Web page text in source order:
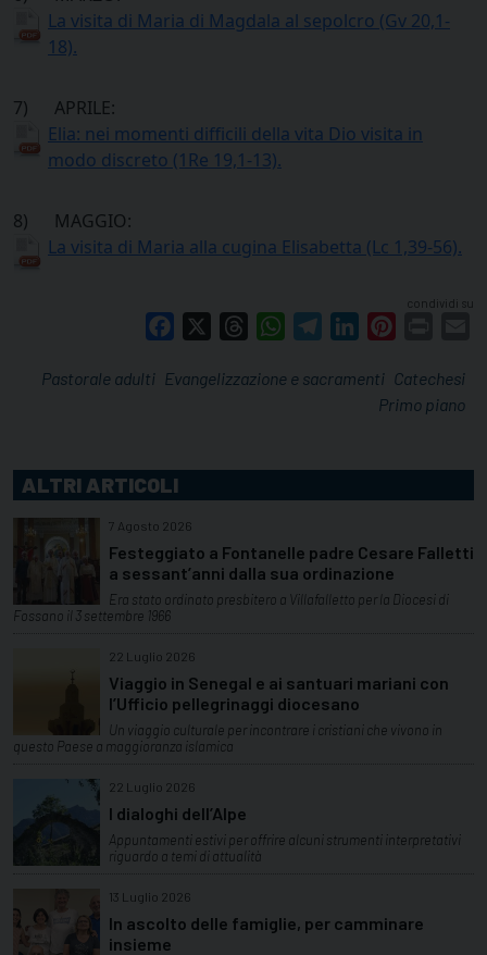
La visita di Maria di Magdala al sepolcro (Gv 20,1-
18).
7) APRILE:
Elia: nei momenti difficili della vita Dio visita in
modo discreto (1Re 19,1-13).
8) MAGGIO:
La visita di Maria alla cugina Elisabetta (Lc 1,39-56).
condividi su
Facebook ThreadsWhatsAppTelegramLinkedIn
Catechesi
Evangelizzazione e sacramenti
Pastorale adulti
Primo piano
ALTRI ARTICOLI
7 Agosto 2026
Festeggiato a Fontanelle padre Cesare Falletti
a sessant’anni dalla sua ordinazione
Era stato ordinato presbitero a Villafalletto per la Diocesi di
Fossano il 3 settembre 1966
22 Luglio 2026
Viaggio in Senegal e ai santuari mariani con
l’Ufficio pellegrinaggi diocesano
Un viaggio culturale per incontrare i cristiani che vivono in
questo Paese a maggioranza islamica
22 Luglio 2026
I dialoghi dell’Alpe
Appuntamenti estivi per offrire alcuni strumenti interpretativi
riguardo a temi di attualità
13 Luglio 2026
In ascolto delle famiglie, per camminare
insieme